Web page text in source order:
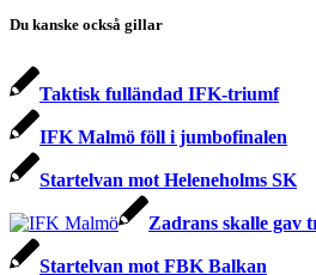
Du kanske också gillar
Taktisk fulländad IFK-triumf
IFK Malmö föll i jumbofinalen
Startelvan mot Heleneholms SK
Zadrans skalle gav
Startelvan mot FBK Balkan